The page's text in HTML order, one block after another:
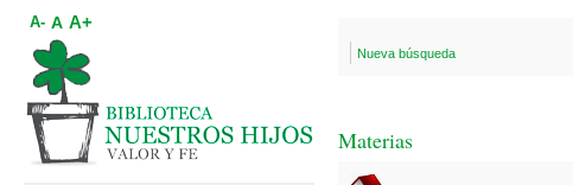
Nueva búsqueda
Materias
A- A A+